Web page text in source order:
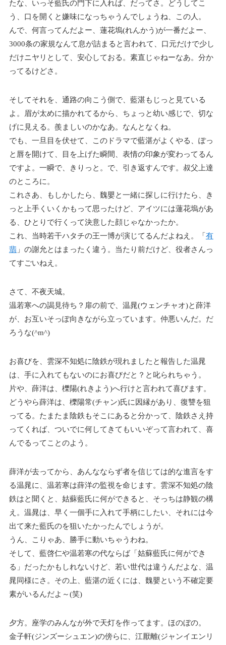
たな、いっそ藍氏の門下に入れば、だってさ。どうしてこ
う、口を開くと嫌味になっちゃうんでしょうね、この人。
んで、何言ってんだよー、蓮花塢(れんかう)が一番だよー、
3000条の家規なんて息が詰まると言われて、口元だけで少し
だけニヤリとして、安心しておる。素直じゃねーなあ。分か
ってるけどさ。
そしてそれを、通路の向こう側で、藍湛もじっと見ている
よ。眉が太めに描かれてるから、ちょっと幼い感じで、切な
げに見える。羨ましいのかなあ。なんとなくね。
でも、一旦目を伏せて、このドラマで藍湛がよくやる、ぽっ
と唇を開けて、目を上げた瞬間、表情の印象が変わってるん
ですよ。一瞬で、きりっと。で、引き返すんです。叔父上達
のところに。
これさあ、もしかしたら、魏嬰と一緒に探しに行けたら、き
っと上手くいくかもって思ったけど、アイツには蓮花塢があ
る、ひとりで行くって決意した顔じゃなかったか。
これ、当時若干ハタチの王一博が演じてるんだよねえ。「 有
翡」の謝允とはまったく違う。当たり前だけど、役者さんっ
てすごいねえ。
さて、不夜天城。
温若寒への謁見待ち？扉の前で、温晁(ウェンチャオ)と薛洋
が、お互いそっぽ向きながら立っています。仲悪いんだ。だ
ろうな(^m^)
お喜びを、雲深不知処に陰鉄が現れましたと報告した温晁
は、手に入れてもないのにお喜びだと？と叱られちゃう。
片や、薛洋は、櫟陽(れきよう)へ行けと言われて喜びます。
どうやら薛洋は、櫟陽常(チャン)氏に因縁があり、復讐を狙
ってる。たまたま陰鉄もそこにあると分かって、陰鉄さえ持
ってくれば、ついでに何してきてもいいぞって言われて、喜
んでるってことのよう。
薛洋が去ってから、あんなならず者を信じては的な進言をす
る温晁に、温若寒は薛洋の監視を命じます。雲深不知処の陰
鉄はと聞くと、姑蘇藍氏に何ができると、そっちは静観の構
え。温晁は、早く一個手に入れて手柄にしたい、それには今
出て来た藍氏のを狙いたかったんでしょうが。
うん、こりゃあ、勝手に動いちゃうわね。
そして、藍啓仁や温若寒の代ならば「姑蘇藍氏に何ができ
る」だったかもしれないけど、若い世代は違うんだよな、温
晁同様にさ。その上、藍湛の近くには、魏嬰という不確定要
素がいるんだよ～(笑)
夕方。座学のみんなが外で天灯を作ってます。ほのぼの。
金子軒(ジンズーシュエン)の傍らに、江厭離(ジャンイエンリ